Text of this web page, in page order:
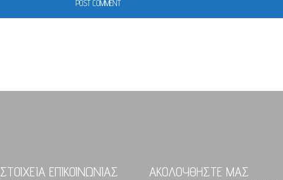
ΣΤΟΙΧΕΙΑ ΕΠΙΚΟΙΝΩΝΙΑΣ ΑΚΟΛΟΥΘΗΣΤΕ ΜΑΣ